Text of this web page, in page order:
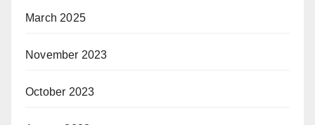
March 2025
November 2023
October 2023